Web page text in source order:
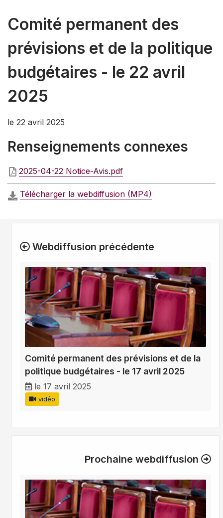
Comité permanent des
prévisions et de la politique
budgétaires - le 22 avril
2025
le 22 avril 2025
Renseignements connexes
2025-04-22 Notice-Avis.pdf
Télécharger la webdiffusion (MP4)
Webdiffusion précédente
Comité permanent des prévisions et de la
politique budgétaires - le 17 avril 2025
le 17 avril 2025
vidéo
Prochaine webdiffusion